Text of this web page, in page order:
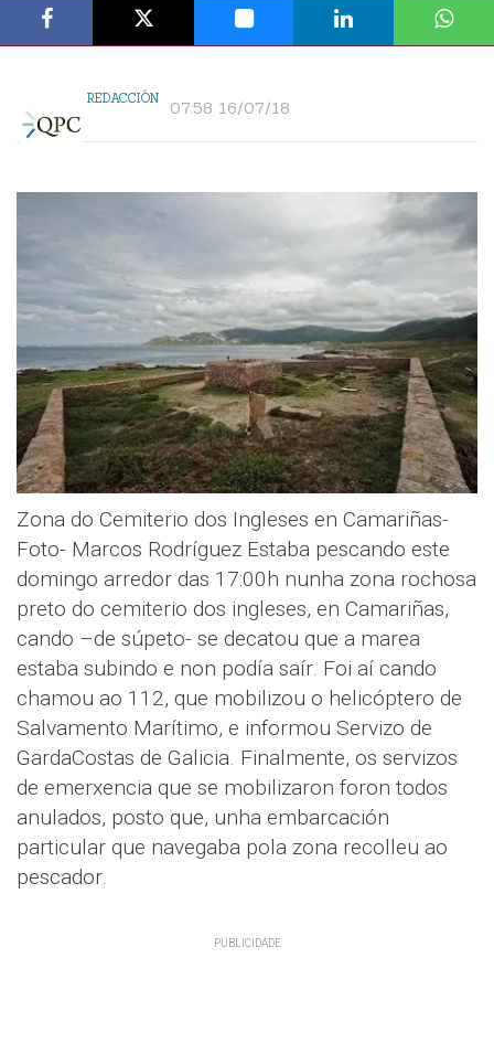
REDACCIÓN 07:58 16/07/18
Zona do Cemiterio dos Ingleses en Camariñas-
Foto- Marcos Rodríguez Estaba pescando este
domingo arredor das 17:00h nunha zona rochosa
preto do cemiterio dos ingleses, en Camariñas,
cando –de súpeto- se decatou que a marea
estaba subindo e non podía saír. Foi aí cando
chamou ao 112, que mobilizou o helicóptero de
Salvamento Marítimo, e informou Servizo de
GardaCostas de Galicia. Finalmente, os servizos
de emerxencia que se mobilizaron foron todos
anulados, posto que, unha embarcación
particular que navegaba pola zona recolleu ao
pescador.